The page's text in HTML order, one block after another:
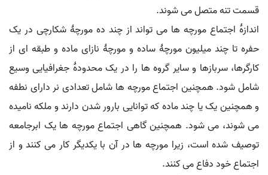
قسمت تنه متصل می شوند.
اندازهٔ اجتماع مورچه ها می تواند از چند ده مورچهٔ شکارچی در یک
حفره تا چند میلیون مورچهٔ ساده و مورچهٔ نازای ماده و طبقه ای از
کارگرها، سربازها و سایر گروه ها را در یک محدودهٔ جغرافیایی وسیع
شامل شود. همچنین اجتماع مورچه ها شامل تعدادی نر دارای نطفه
و همچنین یک یا چند ماده که توانایی بارور شدن دارند و ملکه نامیده
می شوند، می شود. همچنین گاهی اجتماع مورچه ها یک ابرجامعه
توصیف شده است، زیرا مورچه ها در آن با یکدیگر کار می کنند و از
اجتماع خود دفاع می کنند.